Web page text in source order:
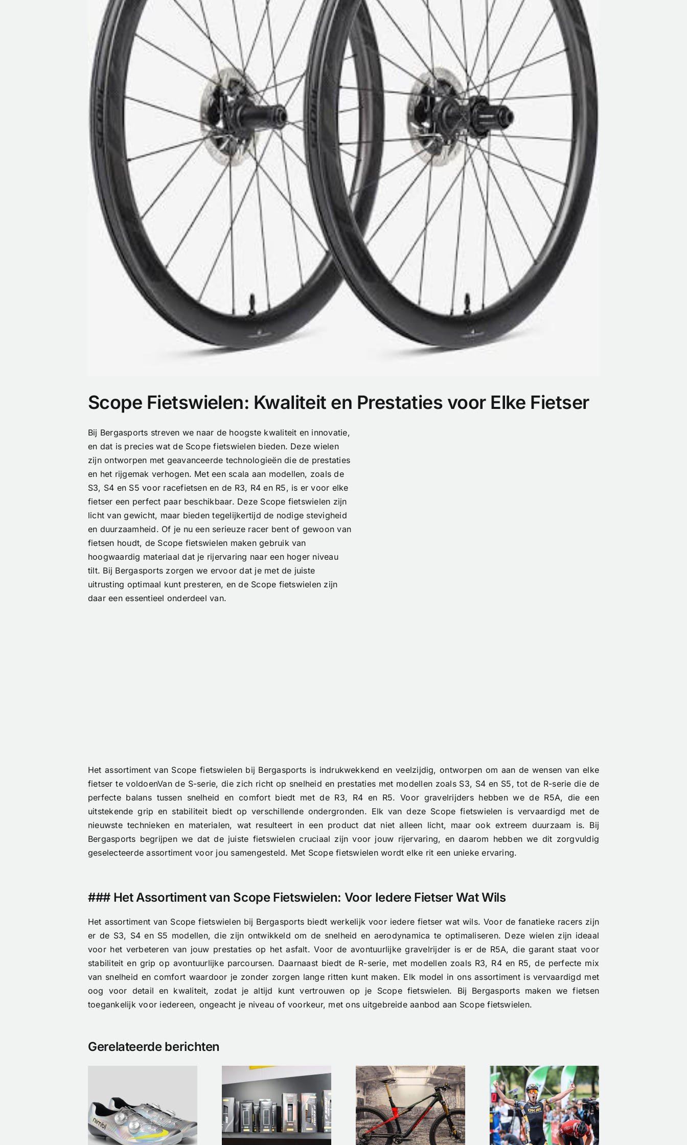
Scope Fietswielen: Kwaliteit en Prestaties voor Elke Fietser
Bij Bergasports streven we naar de hoogste kwaliteit en innovatie,
en dat is precies wat de Scope fietswielen bieden. Deze wielen
zijn ontworpen met geavanceerde technologieën die de prestaties
en het rijgemak verhogen. Met een scala aan modellen, zoals de
S3, S4 en S5 voor racefietsen en de R3, R4 en R5, is er voor elke
fietser een perfect paar beschikbaar. Deze Scope fietswielen zijn
licht van gewicht, maar bieden tegelijkertijd de nodige stevigheid
en duurzaamheid. Of je nu een serieuze racer bent of gewoon van
fietsen houdt, de Scope fietswielen maken gebruik van
hoogwaardig materiaal dat je rijervaring naar een hoger niveau
tilt. Bij Bergasports zorgen we ervoor dat je met de juiste
uitrusting optimaal kunt presteren, en de Scope fietswielen zijn
daar een essentieel onderdeel van.
Het assortiment van Scope fietswielen bij Bergasports is indrukwekkend en veelzijdig, ontworpen om aan de wensen van elke
fietser te voldoenVan de S-serie, die zich richt op snelheid en prestaties met modellen zoals S3, S4 en S5, tot de R-serie die de
perfecte balans tussen snelheid en comfort biedt met de R3, R4 en R5. Voor gravelrijders hebben we de R5A, die een
uitstekende grip en stabiliteit biedt op verschillende ondergronden. Elk van deze Scope fietswielen is vervaardigd met de
nieuwste technieken en materialen, wat resulteert in een product dat niet alleen licht, maar ook extreem duurzaam is. Bij
Bergasports begrijpen we dat de juiste fietswielen cruciaal zijn voor jouw rijervaring, en daarom hebben we dit zorgvuldig
geselecteerde assortiment voor jou samengesteld. Met Scope fietswielen wordt elke rit een unieke ervaring.
### Het Assortiment van Scope Fietswielen: Voor Iedere Fietser Wat Wils
Het assortiment van Scope fietswielen bij Bergasports biedt werkelijk voor iedere fietser wat wils. Voor de fanatieke racers zijn
er de S3, S4 en S5 modellen, die zijn ontwikkeld om de snelheid en aerodynamica te optimaliseren. Deze wielen zijn ideaal
voor het verbeteren van jouw prestaties op het asfalt. Voor de avontuurlijke gravelrijder is er de R5A, die garant staat voor
stabiliteit en grip op avontuurlijke parcoursen. Daarnaast biedt de R-serie, met modellen zoals R3, R4 en R5, de perfecte mix
van snelheid en comfort waardoor je zonder zorgen lange ritten kunt maken. Elk model in ons assortiment is vervaardigd met
oog voor detail en kwaliteit, zodat je altijd kunt vertrouwen op je Scope fietswielen. Bij Bergasports maken we fietsen
toegankelijk voor iedereen, ongeacht je niveau of voorkeur, met ons uitgebreide aanbod aan Scope fietswielen.
Gerelateerde berichten
Clincher op de
Racefiets: De
Ultieme
Nieuw op
voorraad –
Custom Orbea
Skeelers
Kopen? Oud-
Prof Ingmar
Berga Deelt
De eerste
Nimbl x Étoile
drop is bijna
uitverkocht!